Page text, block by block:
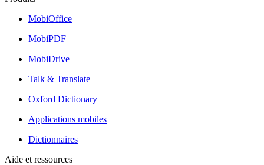
MobiOffice
MobiPDF
MobiDrive
Talk & Translate
Oxford Dictionary
Applications mobiles
Dictionnaires
Aide et ressources